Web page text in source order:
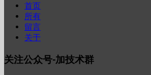
首页
所有
留言
关于
关注公众号-加技术群